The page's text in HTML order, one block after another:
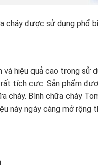
cháy được sử dụng phổ
hiệu quả cao trong sử
tích cực. Sản phẩm
cháy. Bình chữa cháy
này ngày càng mở